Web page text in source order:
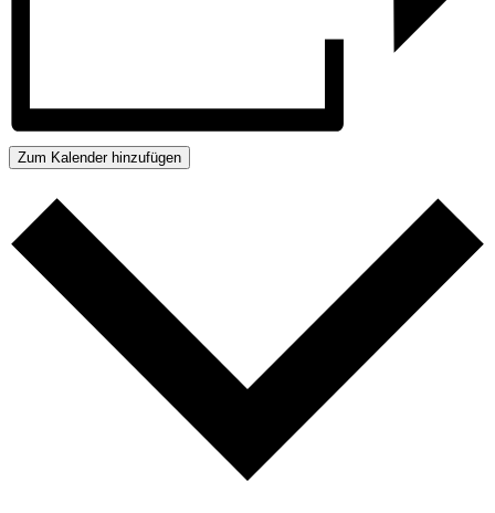
Zum Kalender hinzufügen